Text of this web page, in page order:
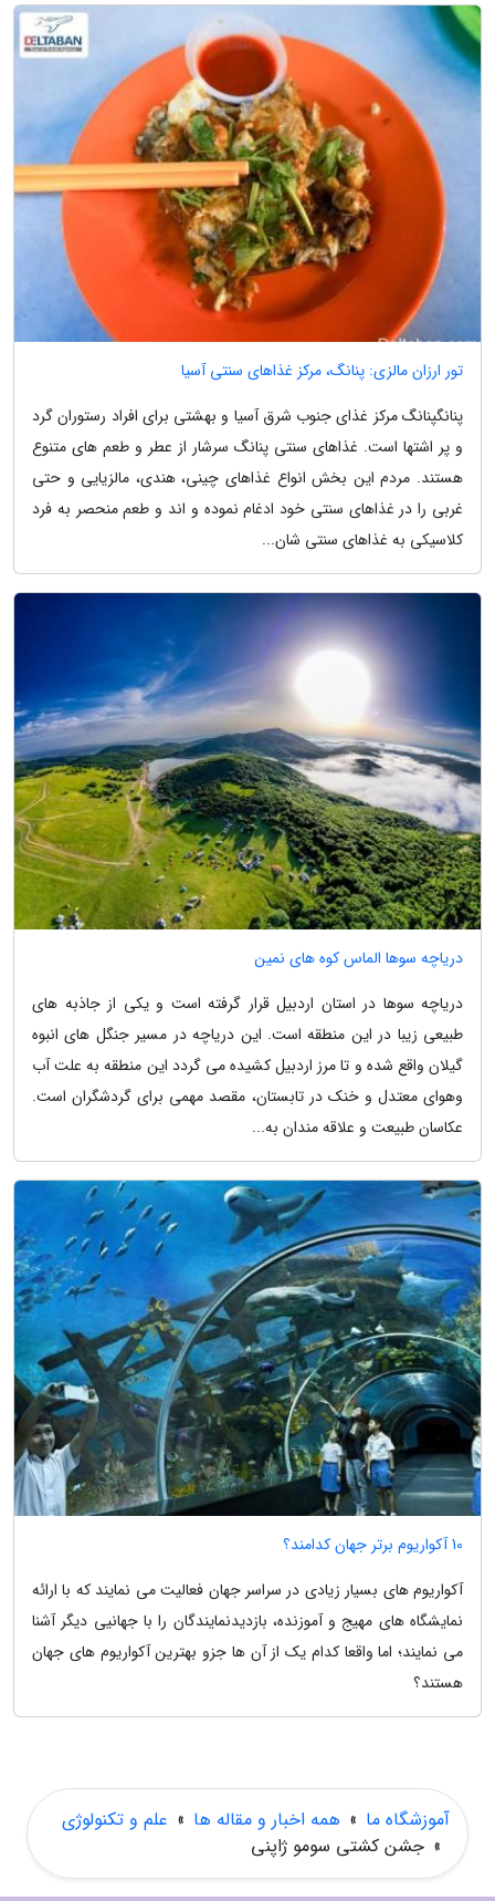
تور ارزان مالزی: پنانگ، مرکز غذاهای سنتی آسیا
پنانگپنانگ مرکز غذای جنوب شرق آسیا و بهشتی برای افراد رستوران گرد
و پر اشتها است. غذاهای سنتی پنانگ سرشار از عطر و طعم های متنوع
هستند. مردم این بخش انواع غذاهای چینی، هندی، مالزیایی و حتی
غربی را در غذاهای سنتی خود ادغام نموده و اند و طعم منحصر به فرد
کلاسیکی به غذاهای سنتی شان...
دریاچه سوها الماس کوه های نمین
دریاچه سوها در استان اردبیل قرار گرفته است و یکی از جاذبه های
طبیعی زیبا در این منطقه است. این دریاچه در مسیر جنگل های انبوه
گیلان واقع شده و تا مرز اردبیل کشیده می گردد این منطقه به علت آب
وهوای معتدل و خنک در تابستان، مقصد مهمی برای گردشگران است.
عکاسان طبیعت و علاقه مندان به...
10 آکواریوم برتر جهان کدامند؟
آکواریوم های بسیار زیادی در سراسر جهان فعالیت می نمایند که با ارائه
نمایشگاه های مهیج و آموزنده، بازدیدنمایندگان را با جهانیی دیگر آشنا
می نمایند؛ اما واقعا کدام یک از آن ها جزو بهترین آکواریوم های جهان
هستند؟
آموزشگاه ما » همه اخبار و مقاله ها » علم و تکنولوژی
» جشن کشتی سومو ژاپنی